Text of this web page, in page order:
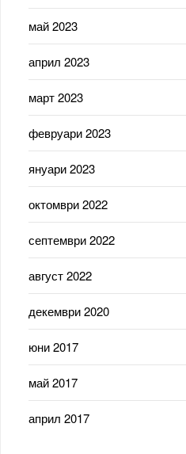
май 2023
април 2023
март 2023
февруари 2023
януари 2023
октомври 2022
септември 2022
август 2022
декември 2020
юни 2017
май 2017
април 2017